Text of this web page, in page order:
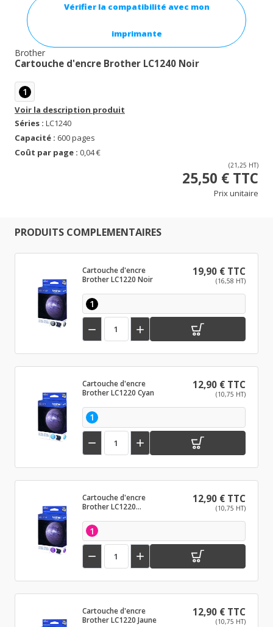
Vérifier la compatibilité avec mon
imprimante
Brother
Cartouche d'encre Brother LC1240 Noir
1
Voir la description produit
Séries : LC1240
Capacité : 600 pages
Coût par page : 0,04 €
(21,25 HT)
25,50 € TTC
Prix unitaire
PRODUITS COMPLEMENTAIRES
Cartouche d'encre
Brother LC1220 Noir
19,90 € TTC
(16,58 HT)
1
 
Cartouche d'encre
Brother LC1220 Cyan
12,90 € TTC
(10,75 HT)
1
 
Cartouche d'encre
Brother LC1220
12,90 € TTC
(10,75 HT)
1
 
Cartouche d'encre
Brother LC1220 Jaune
12,90 € TTC
(10,75 HT)